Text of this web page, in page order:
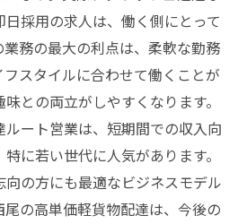
採用の求人は、働く側にとって
務の最大の利点は、柔軟な勤務
スタイルに合わせて働くことが
との両立がしやすくなります。
ルート営業は、短期間での収入向
に若い世代に人気があります。
の方にも最適なビジネスモデル
尾の高単価軽貨物配達は、今後の